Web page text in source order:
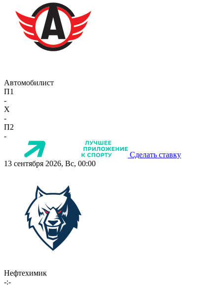
Автомобилист
П1
-
X
-
П2
-
Сделать ставку
13 сентября 2026, Вс, 00:00
Нефтехимик
-:-